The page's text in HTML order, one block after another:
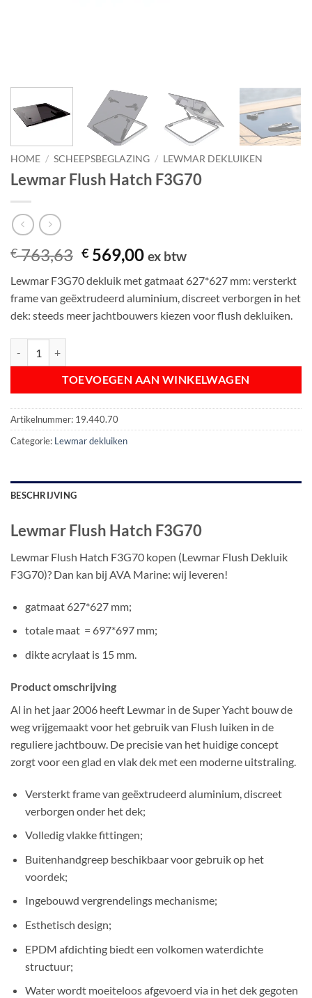
HOME / SCHEEPSBEGLAZING / LEWMAR DEKLUIKEN
Lewmar Flush Hatch F3G70
€763,63 Oorspronkelijke
was:
€ 763,63.
€ 569,00Huidige
is:
€ 569,00.
ex btw
Lewmar F3G70 dekluik met gatmaat 627*627 mm: versterkt
frame van geëxtrudeerd aluminium, discreet verborgen in het
dek: steeds meer jachtbouwers kiezen voor flush dekluiken.
TOEVOEGEN AAN WINKELWAGEN
Artikelnummer: 19.440.70
Categorie: Lewmar dekluiken
BESCHRIJVING
Lewmar Flush Hatch F3G70
Lewmar Flush Hatch F3G70 kopen (Lewmar Flush Dekluik
F3G70)? Dan kan bij AVA Marine: wij leveren!
gatmaat 627*627 mm;
totale maat = 697*697 mm;
dikte acrylaat is 15 mm.
Product omschrijving
Al in het jaar 2006 heeft Lewmar in de Super Yacht bouw de
weg vrijgemaakt voor het gebruik van Flush luiken in de
reguliere jachtbouw. De precisie van het huidige concept
zorgt voor een glad en vlak dek met een moderne uitstraling.
Versterkt frame van geëxtrudeerd aluminium, discreet
verborgen onder het dek;
Volledig vlakke fittingen;
Buitenhandgreep beschikbaar voor gebruik op het
voordek;
Ingebouwd vergrendelings mechanisme;
Esthetisch design;
EPDM afdichting biedt een volkomen waterdichte
structuur;
Water wordt moeiteloos afgevoerd via in het dek gegoten